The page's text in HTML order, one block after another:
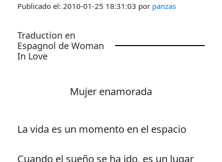
Publicado el: 2010-01-25 18:31:03 por panzas
Traduction en
Espagnol de Woman
In Love
Mujer enamorada
La vida es un momento en el espacio
Cuando el sueño se ha ido, es un lugar